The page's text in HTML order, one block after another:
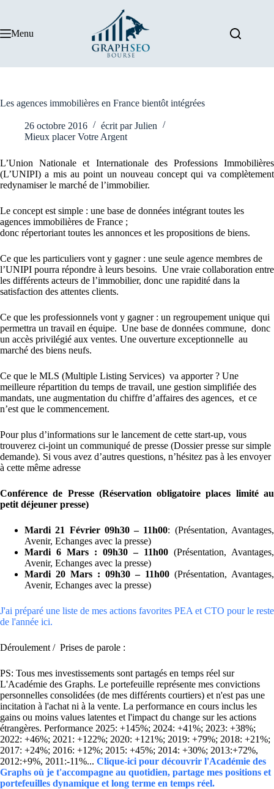
Menu
Les agences immobilières en France bientôt intégrées
26 octobre 2016 écrit par Julien
Mieux placer Votre Argent
L’Union Nationale et Internationale des Professions Immobilières
(L’UNIPI) a mis au point un nouveau concept qui va complètement
redynamiser le marché de l’immobilier.
Le concept est simple : une base de données intégrant toutes les
agences immobilières de France ;
donc répertoriant toutes les annonces et les propositions de biens.
Ce que les particuliers vont y gagner : une seule agence membres de
l’UNIPI pourra répondre à leurs besoins. Une vraie collaboration entre
les différents acteurs de l’immobilier, donc une rapidité dans la
satisfaction des attentes clients.
Ce que les professionnels vont y gagner : un regroupement unique qui
permettra un travail en équipe. Une base de données commune, donc
un accès privilégié aux ventes. Une ouverture exceptionnelle au
marché des biens neufs.
Ce que le MLS (Multiple Listing Services) va apporter ? Une
meilleure répartition du temps de travail, une gestion simplifiée des
mandats, une augmentation du chiffre d’affaires des agences, et ce
n’est que le commencement.
Pour plus d’informations sur le lancement de cette start-up, vous
trouverez ci-joint un communiqué de presse (Dossier presse sur simple
demande). Si vous avez d’autres questions, n’hésitez pas à les envoyer
à cette même adresse
Conférence de Presse (Réservation obligatoire places limité au
petit déjeuner presse)
Mardi 21 Février 09h30 – 11h00: (Présentation, Avantages,
Avenir, Echanges avec la presse)
Mardi 6 Mars : 09h30 – 11h00 (Présentation, Avantages,
Avenir, Echanges avec la presse)
Mardi 20 Mars : 09h30 – 11h00 (Présentation, Avantages,
Avenir, Echanges avec la presse)
J'ai préparé une liste de mes actions favorites PEA et CTO pour le reste
de l'année ici.
Déroulement / Prises de parole :
PS: Tous mes investissements sont partagés en temps réel sur
L'Académie des Graphs. Le portefeuille représente mes convictions
personnelles consolidées (de mes différents courtiers) et n'est pas une
incitation à l'achat ni à la vente. La performance en cours inclus les
gains ou moins values latentes et l'impact du change sur les actions
étrangères. Performance 2025: +145%; 2024: +41%; 2023: +38%;
2022: +46%; 2021: +122%; 2020: +121%; 2019: +79%; 2018: +21%;
2017: +24%; 2016: +12%; 2015: +45%; 2014: +30%; 2013:+72%,
2012:+9%, 2011:-11%... Clique-ici pour découvrir l'Académie des
Graphs où je t'accompagne au quotidien, partage mes positions et
portefeuilles dynamique et long terme en temps réel.